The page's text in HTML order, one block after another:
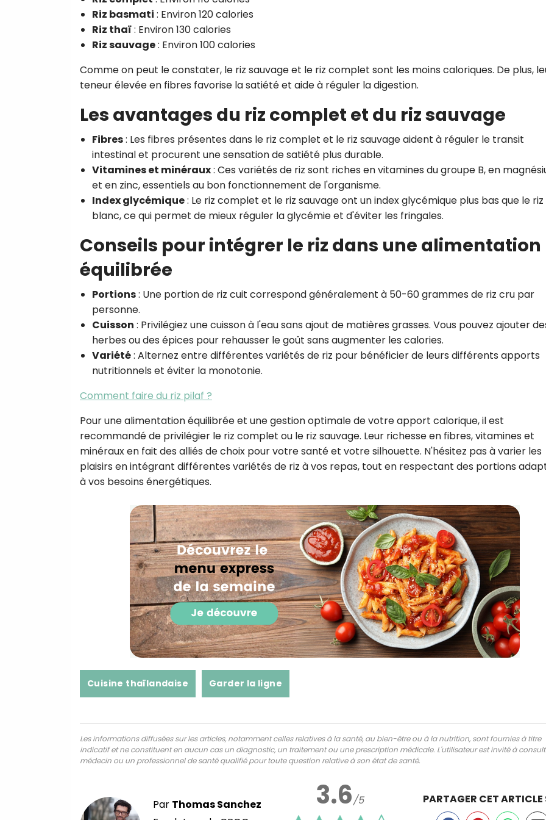
Riz basmati : Environ 120 calories
Riz thaï: Environ 130 calories
Riz sauvage: Environ 100 calories
Comme on peut le constater, le riz sauvage et le riz complet sont les moins caloriques. De plus,
teneur élevée en fibres favorise la satiété et aide à réguler la digestion.
Les avantages du riz complet et du riz sauvage
Fibres: Les fibres présentes dans le riz complet et le riz sauvage aident à réguler le transit
intestinal et procurent une sensation de satiété plus durable.
Vitamines et minéraux: Ces variétés de riz sont riches en vitamines du groupe B, en
et en zinc, essentiels au bon fonctionnement de l'organisme.
Index glycémique: Le riz complet et le riz sauvage ont un index glycémique plus bas que le riz
blanc, ce qui permet de mieux réguler la glycémie et d'éviter les fringales.
Conseils pour intégrer le riz dans une alimentation
équilibrée
Portions: Une portion de riz cuit correspond généralement à 50-60 grammes de riz cru par
personne.
Cuisson : Privilégiez une cuisson à l'eau sans ajout de matières grasses. Vous pouvez ajouter
herbes ou des épices pour rehausser le goût sans augmenter les calories.
Variété: Alternez entre différentes variétés de riz pour bénéficier de leurs différents apports
nutritionnels et éviter la monotonie.
Comment faire du riz pilaf ?
Pour une alimentation équilibrée et une gestion optimale de votre apport calorique, il est
recommandé de privilégier le riz complet ou le riz sauvage. Leur richesse en fibres, vitamines et
minéraux en fait des alliés de choix pour votre santé et votre silhouette. N'hésitez pas à varier les
plaisirs en intégrant différentes variétés de riz à vos repas, tout en respectant des portions
à vos besoins énergétiques.
Cuisine thaïlandaise Garder la ligne
Les informations diffusées sur les articles, notamment celles relatives à la santé, au bien-être ou à la nutrition, sont fournies à titre
indicatif et ne constituent en aucun cas un diagnostic, un traitement ou une prescription médicale. L'utilisateur est invité à
médecin ou un professionnel de santé qualifié pour toute question relative à son état de santé.
Par Thomas Sanchez
3.6/5 PARTAGER CET ARTICLE